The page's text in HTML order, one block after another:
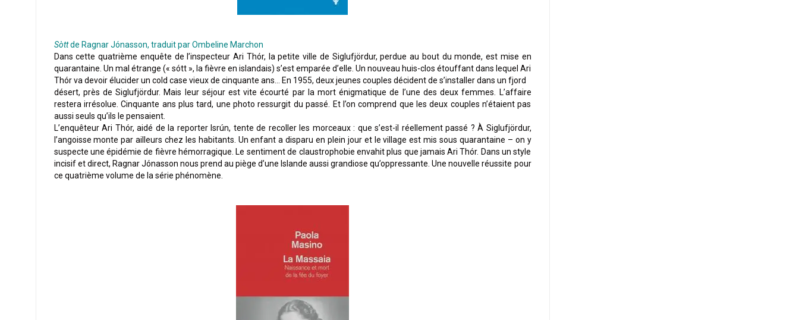
Sòttde Ragnar Jónasson, traduit par Ombeline Marchon
Dans cette quatrième enquête de l’inspecteur Ari Thór, la petite ville de Siglufjördur, perdue au bout du monde, est mise en
quarantaine. Un mal étrange (« sótt », la fièvre en islandais) s’est emparée d’elle. Un nouveau huis-clos étouffant dans lequel Ari
Thór va devoir élucider un cold case vieux de cinquante ans… En 1955, deux jeunes couples décident de s’installer dans un fjord
désert, près de Siglufjördur. Mais leur séjour est vite écourté par la mort énigmatique de l’une des deux femmes. L’affaire
restera irrésolue. Cinquante ans plus tard, une photo ressurgit du passé. Et l’on comprend que les deux couples n’étaient pas
aussi seuls qu’ils le pensaient.
L’enquêteur Ari Thór, aidé de la reporter Isrún, tente de recoller les morceaux : que s’est-il réellement passé ? À Siglufjördur,
l’angoisse monte par ailleurs chez les habitants. Un enfant a disparu en plein jour et le village est mis sous quarantaine – on y
suspecte une épidémie de fièvre hémorragique. Le sentiment de claustrophobie envahit plus que jamais Ari Thór. Dans un style
incisif et direct, Ragnar Jónasson nous prend au piège d’une Islande aussi grandiose qu’oppressante. Une nouvelle réussite pour
ce quatrième volume de la série phénomène.